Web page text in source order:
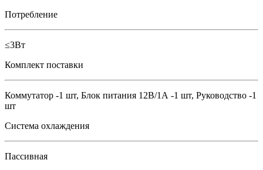
Потребление
≤3Вт
Комплект поставки
Коммутатор -1 шт, Блок питания 12В/1А -1 шт, Руководство -1
шт
Система охлаждения
Пассивная